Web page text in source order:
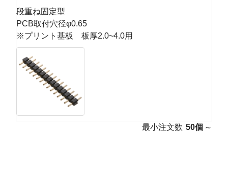
段重ね固定型
PCB取付穴径φ0.65
※プリント基板 板厚2.0~4.0用
最小注文数 50個 ～